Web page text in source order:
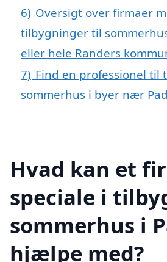
6) Oversigt over firmaer
tilbygninger til
eller hele Randers
7) Find en professionel til
sommerhus i byer nær
Hvad kan et
speciale i
sommerhus i
hjælpe med?